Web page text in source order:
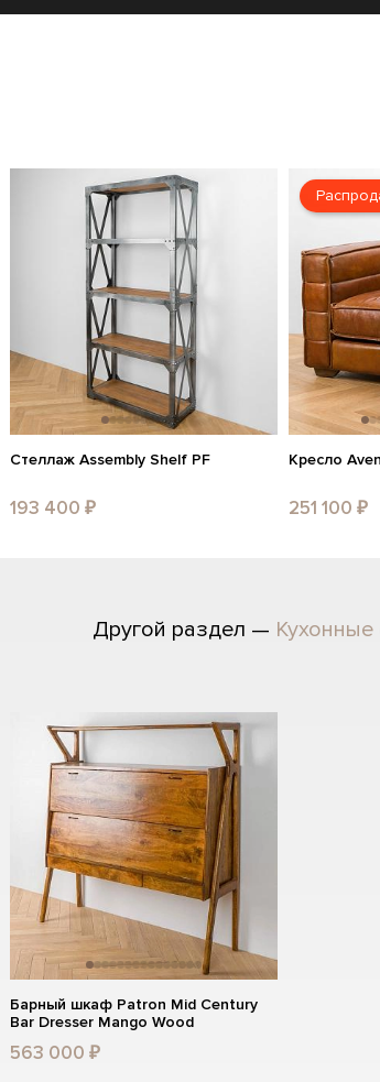
Стеллаж Assembly Shelf PF
193 400 ₽
Кресло
251 100 ₽
Другой раздел —
Барный шкаф Patron Mid Century
Bar Dresser Mango Wood
563 000 ₽